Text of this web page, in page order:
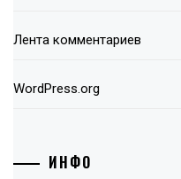
Лента комментариев
WordPress.org
ИНФО